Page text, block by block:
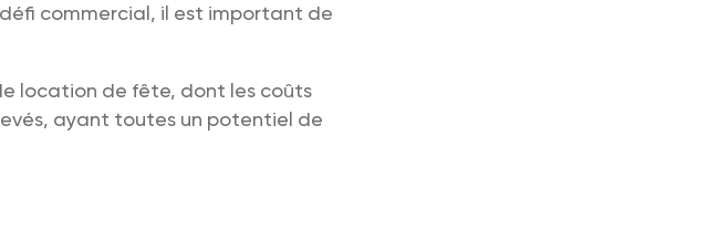
commercial, il est important de
location de fête, dont les coûts
ayant toutes un potentiel de